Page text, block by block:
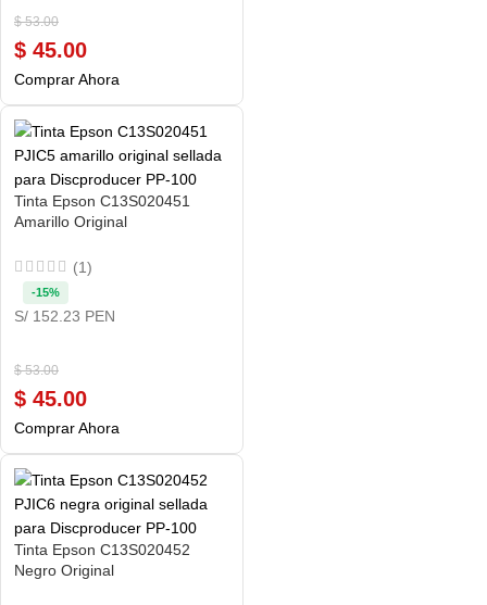
$53.00
$ 45.00
Comprar Ahora
Tinta Epson C13S020451
Amarillo Original
(1)
$53.00
$ 45.00
-15%
S/ 152.23 PEN
Comprar Ahora
Tinta Epson C13S020452
Negro Original